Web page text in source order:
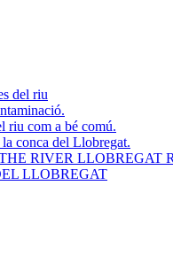
del riu
riu com a bé comú.
conca del Llobregat.
RIVER LLOBREGAT
LLOBREGAT